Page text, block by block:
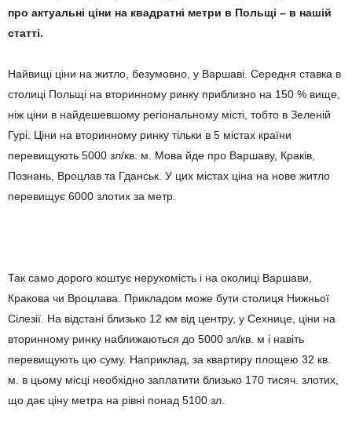
про актуальні ціни на квадратні метри в Польщі – в нашій
статті.
Найвищі ціни на житло, безумовно, у Варшаві. Середня ставка в
столиці Польщі на вторинному ринку приблизно на 150 % вище,
ніж ціни в найдешевшому регіональному місті, тобто в Зеленій
Гурі. Ціни на вторинному ринку тільки в 5 містах країни
перевищують 5000 зл/кв. м. Мова йде про Варшаву, Краків,
Познань, Вроцлав та Гданськ. У цих містах ціна на нове житло
перевищує 6000 злотих за метр.
Так само дорого коштує нерухомість і на околиці Варшави,
Кракова чи Вроцлава. Прикладом може бути столиця Нижньої
Сілезії. На відстані близько 12 км від центру, у Сехнице, ціни на
вторинному ринку наближаються до 5000 зл/кв. м і навіть
перевищують цю суму. Наприклад, за квартиру площею 32 кв.
м. в цьому місці необхідно заплатити близько 170 тисяч. злотих,
що дає ціну метра на рівні понад 5100 зл.